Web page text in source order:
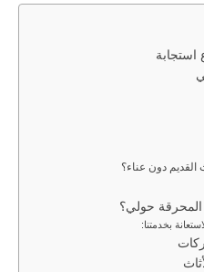
دون عناء؟
حولي؟
بخدمتنا: